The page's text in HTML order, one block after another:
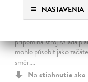
NASTAVENIA
Systémy něhy
Šindelka Marek|
připomíná stroj Mladá
mohlo působit jako
směr.…
Na stiahnutie ako